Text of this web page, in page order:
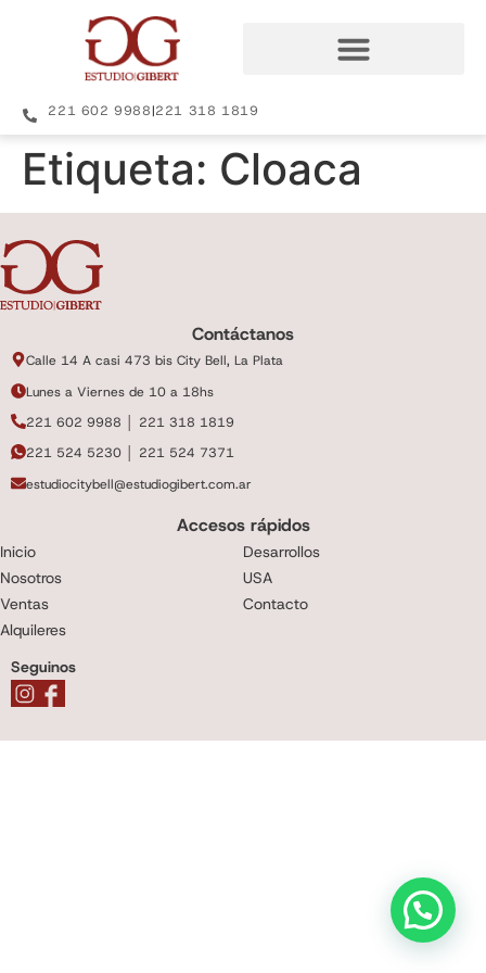
221 602 9988|221 318 1819
Etiqueta: Cloaca
Contáctanos
Calle 14 A casi 473 bis City Bell, La Plata
Lunes a Viernes de 10 a 18hs
221 602 9988 │ 221 318 1819
221 524 5230 │ 221 524 7371
estudiocitybell@estudiogibert.com.ar
Accesos rápidos
Inicio
Nosotros
Ventas
Alquileres
Desarrollos
USA
Contacto
Seguinos